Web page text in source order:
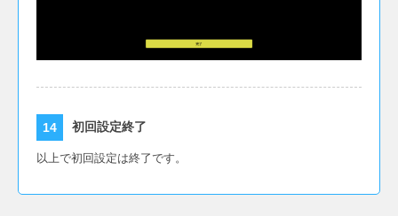
初回設定終了
以上で初回設定は終了です。